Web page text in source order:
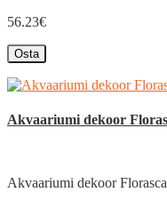
56.23€
Osta
Akvaariumi dekoor
Akvaariumi dekoor